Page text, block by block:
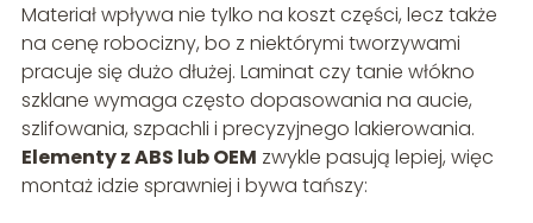
Materiał wpływa nie tylko na koszt części, lecz także
na cenę robocizny, bo z niektórymi tworzywami
pracuje się dużo dłużej. Laminat czy tanie włókno
szklane wymaga często dopasowania na aucie,
szlifowania, szpachli i precyzyjnego lakierowania.
Elementy z ABS lub OEM zwykle pasują lepiej, więc
montaż idzie sprawniej i bywa tańszy: